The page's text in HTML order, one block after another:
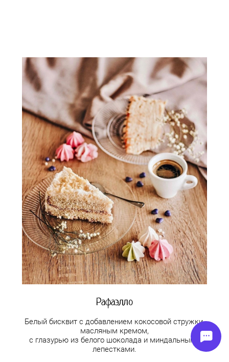
Рафаэлло
Белый бисквит с добавлением кокосовой стружки,
масляным кремом,
с глазурью из белого шоколада и миндальными
лепестками.